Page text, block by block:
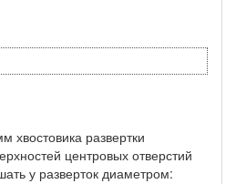
хвостовика развертки
центровых отверстий
у раз­верток диаметром: